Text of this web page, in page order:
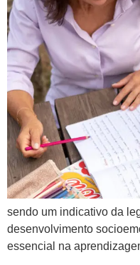
sendo um indicativo da
desenvolvimento
essencial na